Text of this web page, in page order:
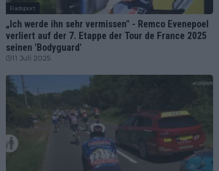
Radsport
„Ich werde ihn sehr vermissen" - Remco Evenepoel
verliert auf der 7. Etappe der Tour de France 2025
seinen 'Bodyguard'
11 Juli 2025